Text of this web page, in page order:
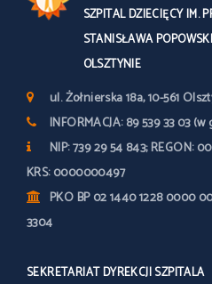
SZPITAL DZIECIĘCY IM.
STANISŁAWA
OLSZTYNIE
ul. Żołnierska 18a, 10-561
INFORMACJA: 89 539 33 03
NIP: 739 29 54 843; REGON:
KRS: 0000000497
PKO BP 02 1440 1228 0000
3304
SEKRETARIAT DYREKCJI SZPITALA